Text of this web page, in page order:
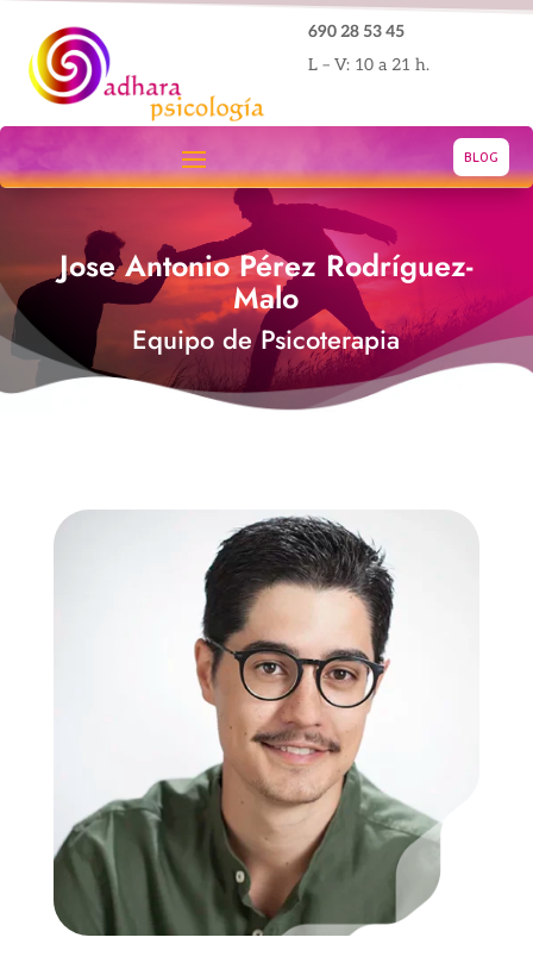
690 28 53 45
L – V: 10 a 21 h.
BLOG
Jose Antonio Pérez Rodríguez-
Malo
Equipo de Psicoterapia